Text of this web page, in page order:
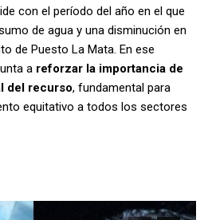
con el período del año en el que
de agua y una disminución en
de Puesto La Mata. En ese
a reforzar la importancia de
del recurso, fundamental para
equitativo a todos los sectores